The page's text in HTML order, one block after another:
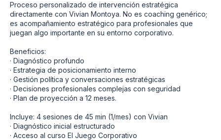
Proceso personalizado de intervención estratégica
directamente con Vivian Montoya. No es coaching genérico;
es acompañamiento estratégico para profesionales que
juegan algo importante en su entorno corporativo.
Beneficios:
· Diagnóstico profundo
· Estrategia de posicionamiento interno
· Gestión política y conversaciones estratégicas
· Decisiones profesionales complejas con seguridad
· Plan de proyección a 12 meses.
Incluye: 4 sesiones de 45 min (1/mes) con Vivian
· Diagnóstico inicial estructurado
· Acceso al curso El Juego Corporativo